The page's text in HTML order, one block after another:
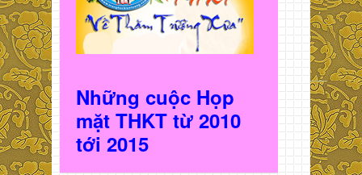
Những cuộc Họp
mặt THKT từ 2010
tới 2015